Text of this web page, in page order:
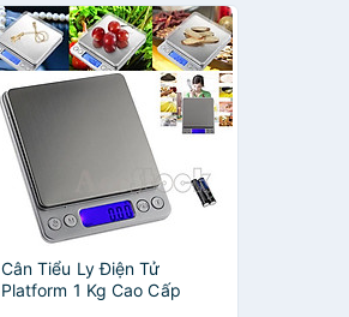
Cân Tiểu Ly Điện Tử
Platform 1 Kg Cao Cấp